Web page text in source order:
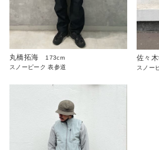
丸橋拓海
173cm
スノーピーク 表参道
佐々
スノー